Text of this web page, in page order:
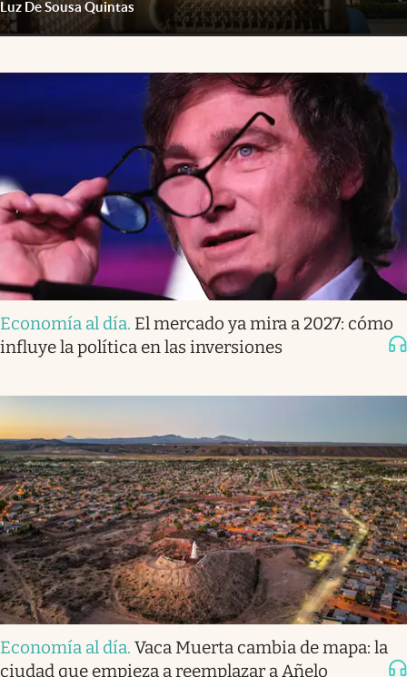
Luz De Sousa Quintas
Economía al día. El mercado ya mira a 2027: cómo
influye la política en las inversiones
Economía al día. Vaca Muerta cambia de mapa: la
ciudad que empieza a reemplazar a Añelo